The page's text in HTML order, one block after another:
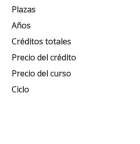
Plazas
Años
Créditos totales
Precio del crédito
Precio del curso
Ciclo